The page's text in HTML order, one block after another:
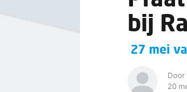
bij
27 mei
Door
20